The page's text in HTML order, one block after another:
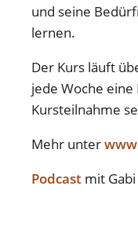
und seine
lernen.
Der Kurs läuft
jede Woche eine
Kursteilnahme
Mehr unter
Podcast mit